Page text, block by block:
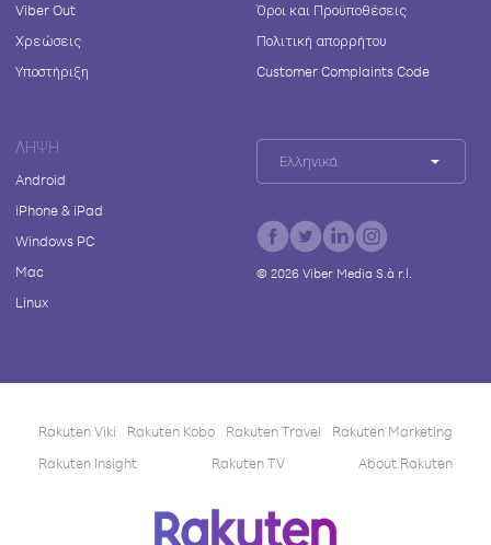
Viber Out
Χρεώσεις
Υποστήριξη
Όροι και Προϋποθέσεις
Πολιτική απορρήτου
Customer Complaints Code
ΛΉΨΗ
Android
iPhone & iPad
Windows PC
Mac
Linux
Ελληνικά
© 2026Viber Media S.à r.l.
Rakuten Viki Rakuten Kobo Rakuten Travel
Rakuten Marketing
Rakuten Insight
Rakuten TV About Rakuten